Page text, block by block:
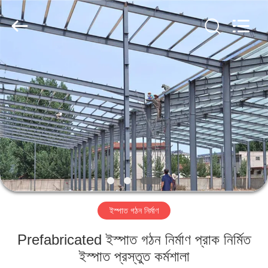
বাড়ি
পণ্য
ভিডিও
ভিআর
শো
আমাদের
Qingdao
KaFa
Fabrication
Co.,
ইস্পাত গঠন নির্মাণ
Prefabricated ইস্পাত গঠন নির্মাণ প্রাক নির্মিত
ইস্পাত প্রস্তুত কর্মশালা